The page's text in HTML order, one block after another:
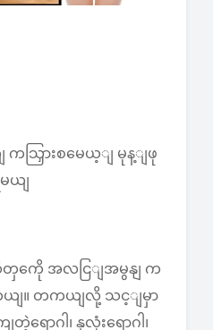
ြှားစမေယ့ျ မုန့ျဖု
ယျ
တှကေို အလငြျအမွနျ က
တယျ။ တကယျလို့ သင့ျမှာ
ရောဂါ၊ နှလုံးရောဂါ၊